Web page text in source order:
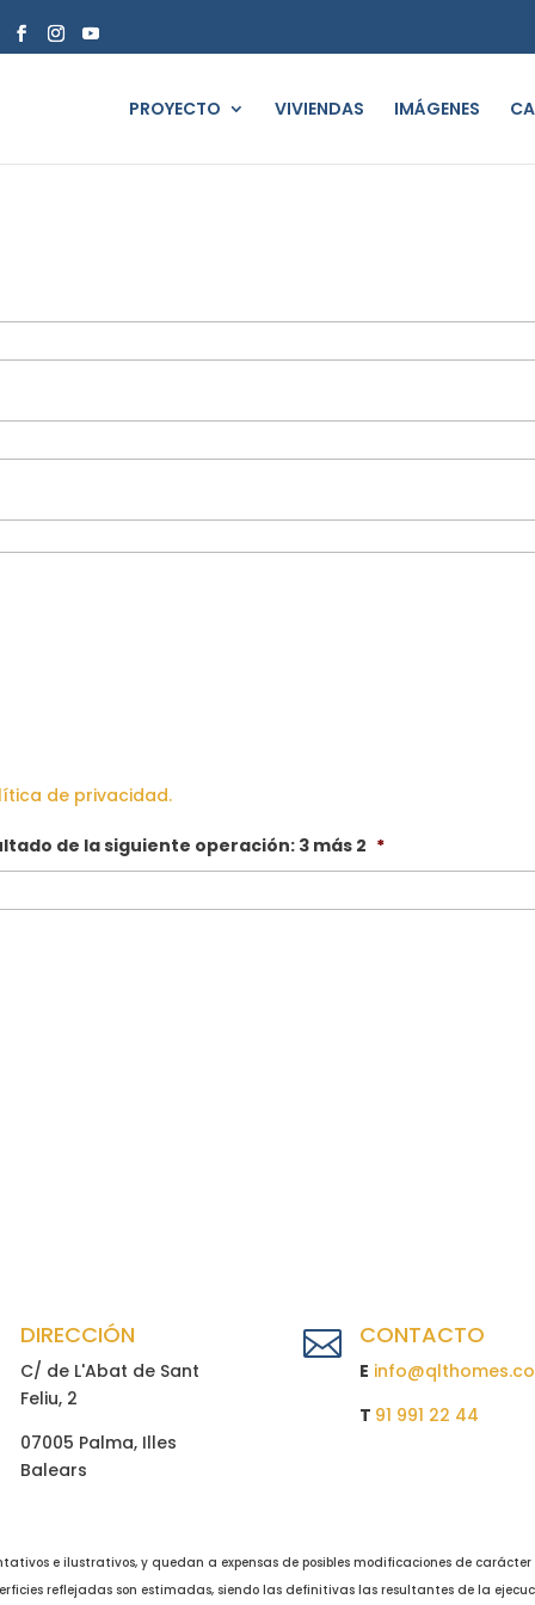
PROYECTO VIVIENDAS IMÁGENES
de privacidad.
de la siguiente operación: 3 más 2 *
DIRECCIÓN
C/ de L'Abat de Sant
Feliu, 2
07005 Palma, Illes
Balears
 CONTACTO
E
T 91 991 22 44
e ilustrativos, y quedan a expensas de posibles modificaciones de
reflejadas son estimadas, siendo las definitivas las resultantes de la